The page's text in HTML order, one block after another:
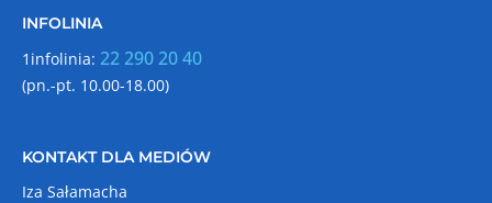
INFOLINIA
1infolinia: 22 290 20 40
(pn.-pt. 10.00-18.00)
KONTAKT DLA MEDIÓW
Iza Sałamacha